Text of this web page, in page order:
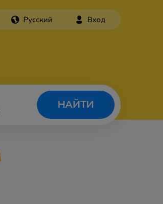
Русский Вход
НАЙТИ